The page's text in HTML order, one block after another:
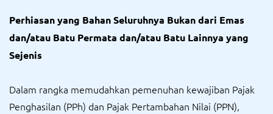
Perhiasan yang Bahan Seluruhnya Bukan dari Emas
dan/atau Batu Permata dan/atau Batu Lainnya yang
Sejenis
Dalam rangka memudahkan pemenuhan kewajiban Pajak
Penghasilan (PPh) dan Pajak Pertambahan Nilai (PPN),